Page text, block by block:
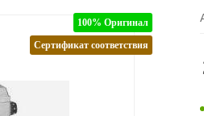
100% Оригинал
Сертификат соответствия